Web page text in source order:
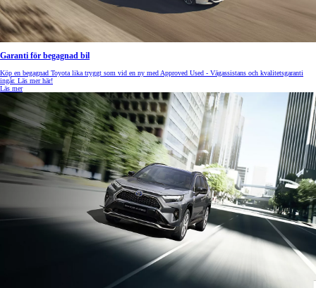
Garanti för begagnad bil
Köp en begagnad Toyota lika tryggt som vid en ny med Approved Used - Vägassistans och kvalitetsgaranti
ingår. Läs mer här!
Läs mer